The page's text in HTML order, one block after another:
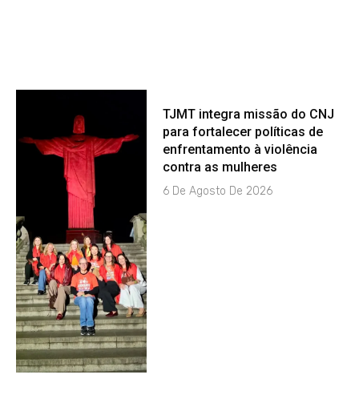
TJMT integra missão do CNJ
para fortalecer políticas de
enfrentamento à violência
contra as mulheres
6 De Agosto De 2026